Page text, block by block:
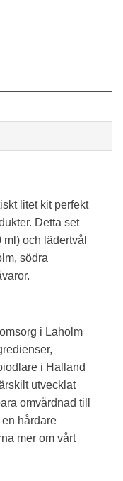
litet kit perfekt
Detta set
och lädertvål
södra
i Laholm
i Halland
utvecklat
omvårdnad till
hårdare
mer om vårt